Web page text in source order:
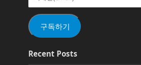
일
(Email)
구독하기
Recent Posts